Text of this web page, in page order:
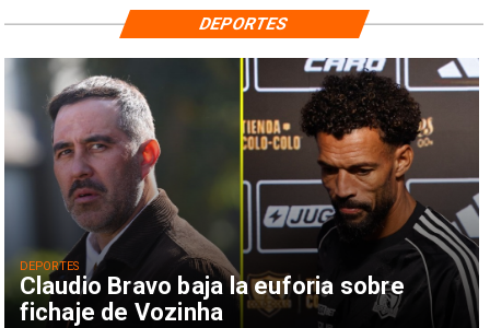
Claudio Bravo baja la euforia sobre
fichaje de Vozinha
DEPORTES
DEPORTES